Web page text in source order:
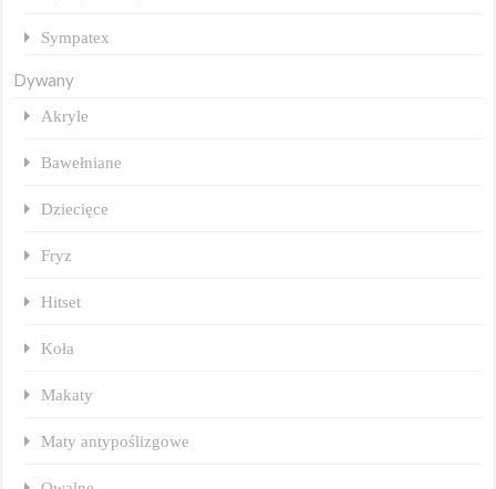
Sympatex
Dywany
Akryle
Bawełniane
Dziecięce
Fryz
Hitset
Koła
Makaty
Maty antypoślizgowe